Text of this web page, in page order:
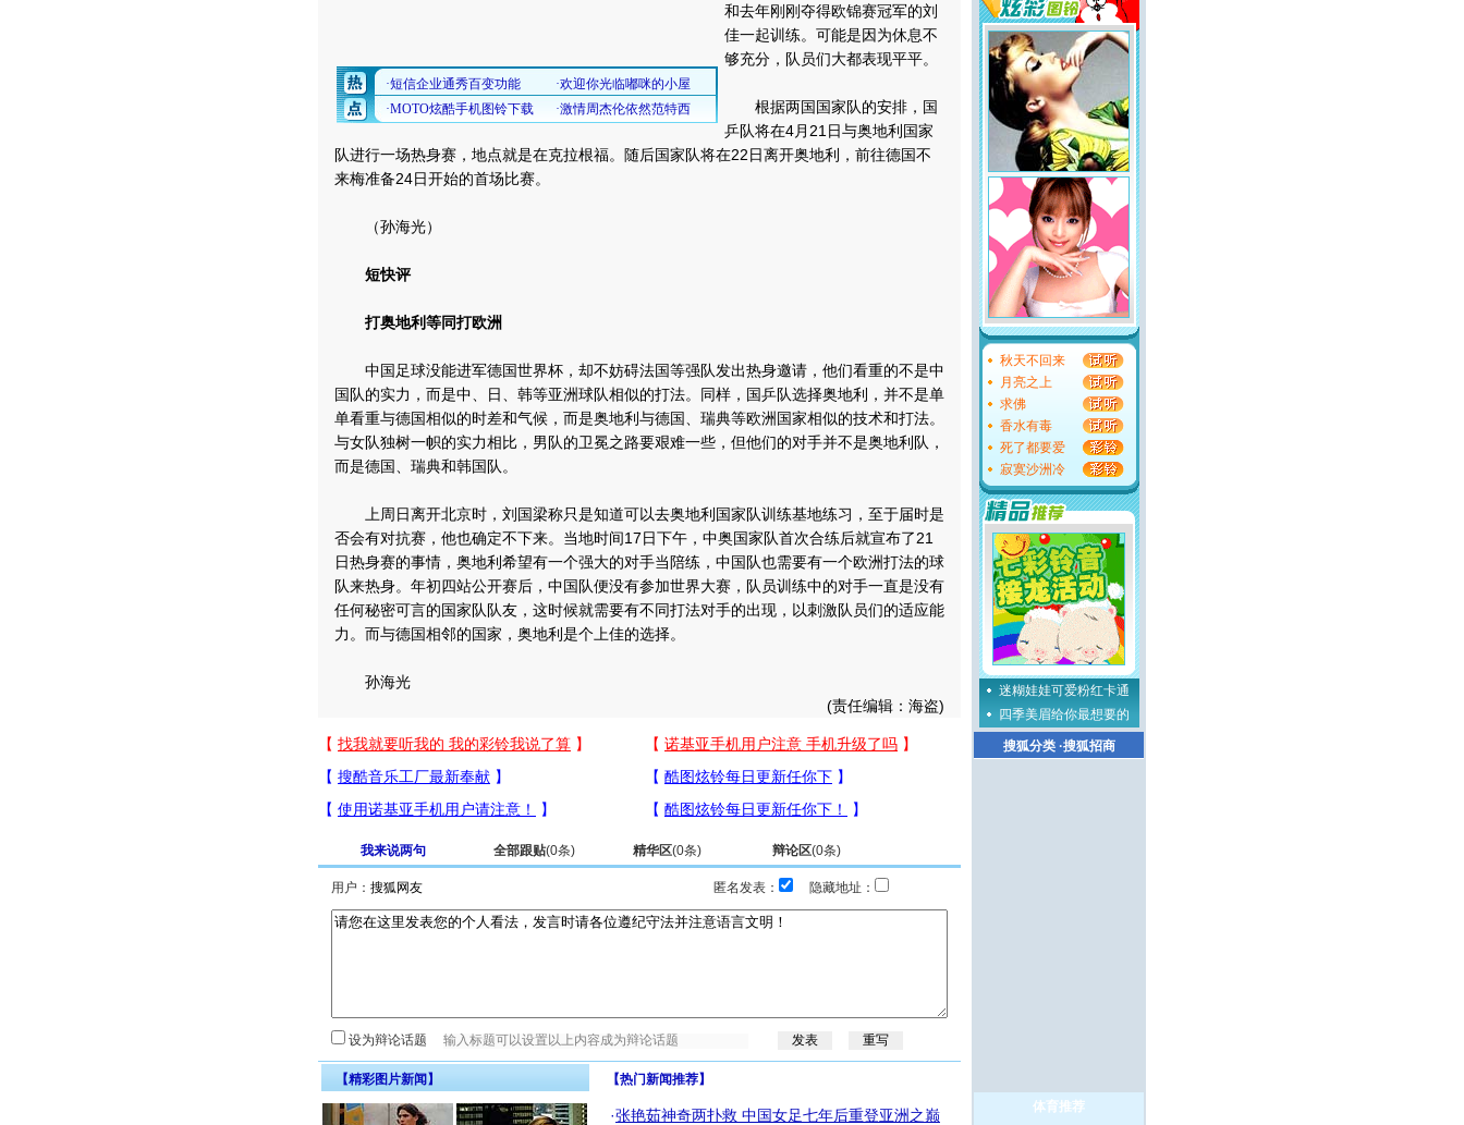
和去年刚刚夺得欧锦赛冠军的刘
佳一起训练。可能是因为休息不
够充分，队员们大都表现平平。
根据两国国家队的安排，国
乒队将在4月21日与奥地利国家
队进行一场热身赛，地点就是在克拉根福。随后国家队将在22日离开奥地利，前往德国不
来梅准备24日开始的首场比赛。
（孙海光）
短快评
打奥地利等同打欧洲
中国足球没能进军德国世界杯，却不妨碍法国等强队发出热身邀请，他们看重的不是中
国队的实力，而是中、日、韩等亚洲球队相似的打法。同样，国乒队选择奥地利，并不是单
单看重与德国相似的时差和气候，而是奥地利与德国、瑞典等欧洲国家相似的技术和打法。
与女队独树一帜的实力相比，男队的卫冕之路要艰难一些，但他们的对手并不是奥地利队，
而是德国、瑞典和韩国队。
上周日离开北京时，刘国梁称只是知道可以去奥地利国家队训练基地练习，至于届时是
否会有对抗赛，他也确定不下来。当地时间17日下午，中奥国家队首次合练后就宣布了21
日热身赛的事情，奥地利希望有一个强大的对手当陪练，中国队也需要有一个欧洲打法的球
队来热身。年初四站公开赛后，中国队便没有参加世界大赛，队员训练中的对手一直是没有
任何秘密可言的国家队队友，这时候就需要有不同打法对手的出现，以刺激队员们的适应能
力。而与德国相邻的国家，奥地利是个上佳的选择。
孙海光
(责任编辑：海盗)
我来说两句 全部跟贴(0条) 精华区(0条) 辩论区(0条)
用户： 匿名发表： 隐藏地址：
设为辩论话题
【精彩图片新闻】 【热门新闻推荐】
·张艳茹神奇两扑救 中国女足七年后重登亚洲之巅
秋天不回来
月亮之上
求佛
香水有毒
死了都要爱
寂寞沙洲冷
迷糊娃娃可爱粉红卡通
四季美眉给你最想要的
搜狐分类·搜狐招商
体育推荐